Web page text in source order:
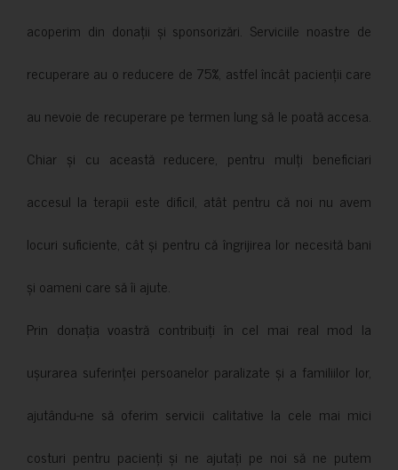
acoperim din donații și sponsorizări. Serviciile noastre de
recuperare au o reducere de 75%, astfel încât pacienții care
au nevoie de recuperare pe termen lung să le poată accesa.
Chiar și cu această reducere, pentru mulți beneficiari
accesul la terapii este dificil, atât pentru că noi nu avem
locuri suficiente, cât și pentru că îngrijirea lor necesită bani
și oameni care să îi ajute.
Prin donația voastră contribuiți în cel mai real mod la
ușurarea suferinței persoanelor paralizate și a familiilor lor,
ajutându-ne să oferim servicii calitative la cele mai mici
costuri pentru pacienți și ne ajutați pe noi să ne putem